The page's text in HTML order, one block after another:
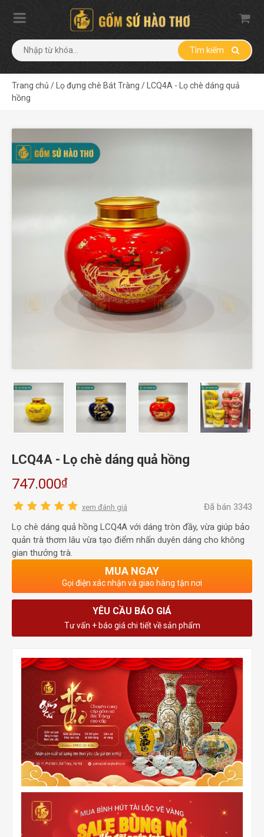
Tìm kiếm
Trang chủ / Lọ đựng chè Bát Tràng /
LCQ4A - Lọ chè dáng quả
hồng
LCQ4A - Lọ chè dáng quả hồng
747.000₫
xem đánh giá
Đã bán 3343
Lọ chè dáng quả hồng LCQ4A với dáng tròn đầy, vừa giúp bảo
quản trà thơm lâu vừa tạo điểm nhấn duyên dáng cho không
gian thưởng trà.
MUA NGAY
Gọi điện xác nhận và giao hàng tận nơi
YÊU CẦU BÁO GIÁ
Tư vấn + báo giá chi tiết về sản phẩm